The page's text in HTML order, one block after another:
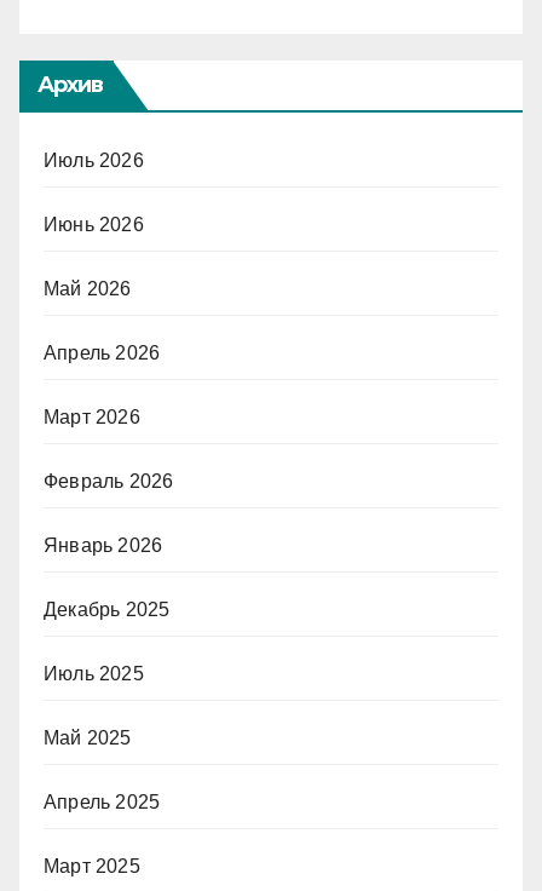
Архив
Июль 2026
Июнь 2026
Май 2026
Апрель 2026
Март 2026
Февраль 2026
Январь 2026
Декабрь 2025
Июль 2025
Май 2025
Апрель 2025
Март 2025